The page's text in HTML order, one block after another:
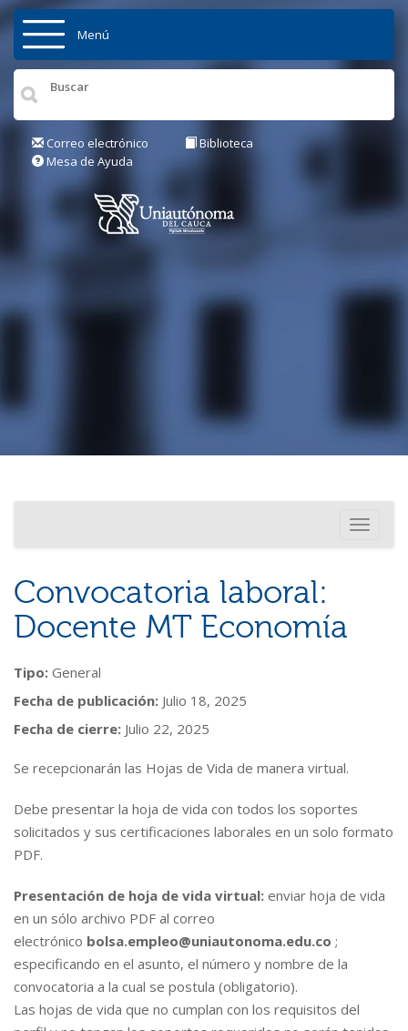
Pasar al contenido principal
Inicio
Institución
Posgrados
Menú
Correo electrónico
Biblioteca
Mesa de Ayuda
Toggle
Convocatoria laboral:
Docente MT Economía
Tipo: General
Fecha de publicación: Julio 18, 2025
Fecha de cierre: Julio 22, 2025
Se recepcionarán las Hojas de Vida de manera virtual.
Debe presentar la hoja de vida con todos los soportes
solicitados y sus certificaciones laborales en un solo formato
PDF.
Presentación de hoja de vida virtual: enviar hoja de vida
en un sólo archivo PDF al correo
electrónico bolsa.empleo@uniautonoma.edu.co ;
especificando en el asunto, el número y nombre de la
convocatoria a la cual se postula (obligatorio).
Las hojas de vida que no cumplan con los requisitos del